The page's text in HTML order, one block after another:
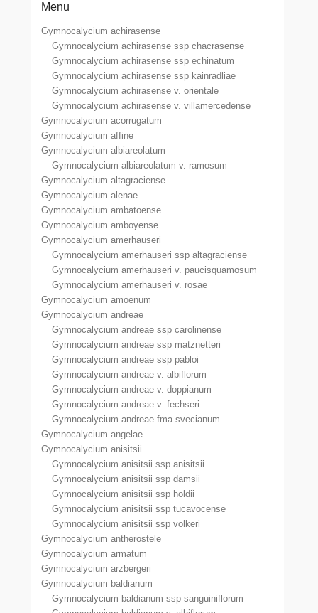
Menu
Gymnocalycium achirasense
Gymnocalycium achirasense ssp chacrasense
Gymnocalycium achirasense ssp echinatum
Gymnocalycium achirasense ssp kainradliae
Gymnocalycium achirasense v. orientale
Gymnocalycium achirasense v. villamercedense
Gymnocalycium acorrugatum
Gymnocalycium affine
Gymnocalycium albiareolatum
Gymnocalycium albiareolatum v. ramosum
Gymnocalycium altagraciense
Gymnocalycium alenae
Gymnocalycium ambatoense
Gymnocalycium amboyense
Gymnocalycium amerhauseri
Gymnocalycium amerhauseri ssp altagraciense
Gymnocalycium amerhauseri v. paucisquamosum
Gymnocalycium amerhauseri v. rosae
Gymnocalycium amoenum
Gymnocalycium andreae
Gymnocalycium andreae ssp carolinense
Gymnocalycium andreae ssp matznetteri
Gymnocalycium andreae ssp pabloi
Gymnocalycium andreae v. albiflorum
Gymnocalycium andreae v. doppianum
Gymnocalycium andreae v. fechseri
Gymnocalycium andreae fma svecianum
Gymnocalycium angelae
Gymnocalycium anisitsii
Gymnocalycium anisitsii ssp anisitsii
Gymnocalycium anisitsii ssp damsii
Gymnocalycium anisitsii ssp holdii
Gymnocalycium anisitsii ssp tucavocense
Gymnocalycium anisitsii ssp volkeri
Gymnocalycium antherostele
Gymnocalycium armatum
Gymnocalycium arzbergeri
Gymnocalycium baldianum
Gymnocalycium baldianum ssp sanguiniflorum